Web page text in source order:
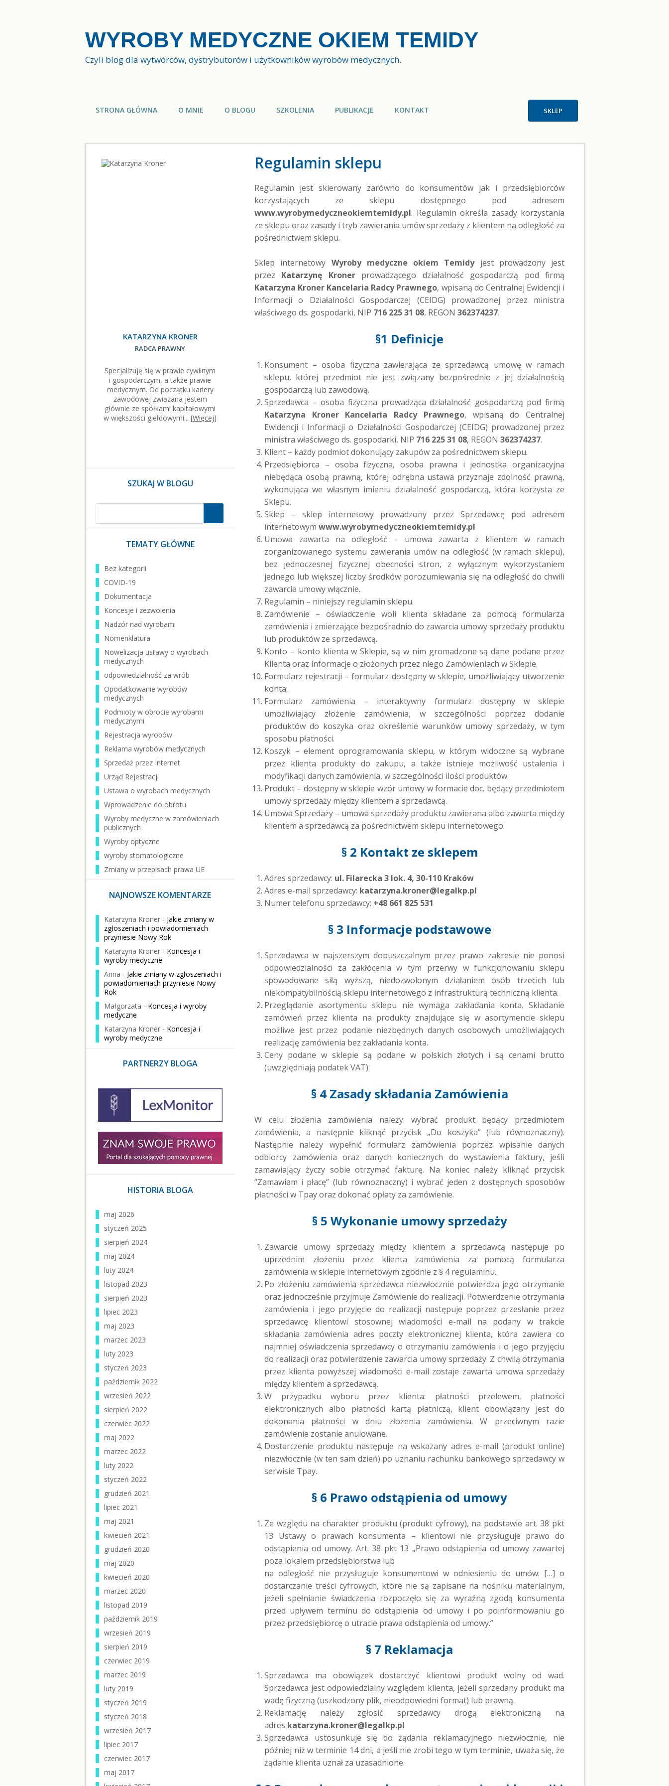
WYROBY MEDYCZNE OKIEM TEMIDY
Czyli blog dla wytwórców, dystrybutorów i użytkowników wyrobów medycznych.
STRONA GŁÓWNA O MNIE O BLOGU SZKOLENIA PUBLIKACJE KONTAKT SKLEP
Regulamin sklepu
Regulamin jest skierowany zarówno do konsumentów jak i przedsiębiorców
korzystających ze sklepu dostępnego pod adresem
www.wyrobymedyczneokiemtemidy.pl. Regulamin określa zasady korzystania
ze sklepu oraz zasady i tryb zawierania umów sprzedaży z klientem na odległość za
pośrednictwem sklepu.
Sklep internetowy Wyroby medyczne okiem Temidyjest prowadzony jest
przez Katarzynę Kroner prowadzącego działalność gospodarczą pod firmą
Katarzyna Kroner Kancelaria Radcy Prawnego, wpisaną do Centralnej Ewidencji i
Informacji o Działalności Gospodarczej (CEIDG) prowadzonej przez ministra
właściwego ds. gospodarki, NIP 716 225 31 08, REGON 362374237.
§1 Definicje
Konsument – osoba fizyczna zawierająca ze sprzedawcą umowę w ramach
sklepu, której przedmiot nie jest związany bezpośrednio z jej działalnością
gospodarczą lub zawodową.
Sprzedawca – osoba fizyczna prowadząca działalność gospodarczą pod firmą
Katarzyna Kroner Kancelaria Radcy Prawnego, wpisaną do Centralnej
Ewidencji i Informacji o Działalności Gospodarczej (CEIDG) prowadzonej przez
ministra właściwego ds. gospodarki, NIP 716 225 31 08, REGON 362374237.
Klient – każdy podmiot dokonujący zakupów za pośrednictwem sklepu.
Przedsiębiorca – osoba fizyczna, osoba prawna i jednostka organizacyjna
niebędąca osobą prawną, której odrębna ustawa przyznaje zdolność prawną,
wykonująca we własnym imieniu działalność gospodarczą, która korzysta ze
Sklepu.
Sklep – sklep internetowy prowadzony przez Sprzedawcę pod adresem
internetowym www.wyrobymedyczneokiemtemidy.pl
Umowa zawarta na odległość – umowa zawarta z klientem w ramach
zorganizowanego systemu zawierania umów na odległość (w ramach sklepu),
bez jednoczesnej fizycznej obecności stron, z wyłącznym wykorzystaniem
jednego lub większej liczby środków porozumiewania się na odległość do chwili
zawarcia umowy włącznie.
Regulamin – niniejszy regulamin sklepu.
Zamówienie – oświadczenie woli klienta składane za pomocą formularza
zamówienia i zmierzające bezpośrednio do zawarcia umowy sprzedaży produktu
lub produktów ze sprzedawcą.
Konto – konto klienta w Sklepie, są w nim gromadzone są dane podane przez
Klienta oraz informacje o złożonych przez niego Zamówieniach w Sklepie.
Formularz rejestracji – formularz dostępny w sklepie, umożliwiający utworzenie
konta.
Formularz zamówienia – interaktywny formularz dostępny w sklepie
umożliwiający złożenie zamówienia, w szczególności poprzez dodanie
produktów do koszyka oraz określenie warunków umowy sprzedaży, w tym
sposobu płatności.
Koszyk – element oprogramowania sklepu, w którym widoczne są wybrane
przez klienta produkty do zakupu, a także istnieje możliwość ustalenia i
modyfikacji danych zamówienia, w szczególności ilości produktów.
Produkt – dostępny w sklepie wzór umowy w formacie doc. będący przedmiotem
umowy sprzedaży między klientem a sprzedawcą.
Umowa Sprzedaży – umowa sprzedaży produktu zawierana albo zawarta między
klientem a sprzedawcą za pośrednictwem sklepu internetowego.
§ 2 Kontakt ze sklepem
Adres sprzedawcy: ul. Filarecka 3 lok. 4, 30-110 Kraków
Adres e-mail sprzedawcy: katarzyna.kroner@legalkp.pl
Numer telefonu sprzedawcy: +48 661 825 531
§ 3 Informacje podstawowe
Sprzedawca w najszerszym dopuszczalnym przez prawo zakresie nie ponosi
odpowiedzialności za zakłócenia w tym przerwy w funkcjonowaniu sklepu
spowodowane siłą wyższą, niedozwolonym działaniem osób trzecich lub
niekompatybilnością sklepu internetowego z infrastrukturą techniczną klienta.
Przeglądanie asortymentu sklepu nie wymaga zakładania konta. Składanie
zamówień przez klienta na produkty znajdujące się w asortymencie sklepu
możliwe jest przez podanie niezbędnych danych osobowych umożliwiających
realizację zamówienia bez zakładania konta.
Ceny podane w sklepie są podane w polskich złotych i są cenami brutto
(uwzględniają podatek VAT).
§ 4 Zasady składania Zamówienia
W celu złożenia zamówienia należy: wybrać produkt będący przedmiotem
zamówienia, a następnie kliknąć przycisk „Do koszyka” (lub równoznaczny).
Następnie należy wypełnić formularz zamówienia poprzez wpisanie danych
odbiorcy zamówienia oraz danych koniecznych do wystawienia faktury, jeśli
zamawiający życzy sobie otrzymać fakturę. Na koniec należy kliknąć przycisk
“Zamawiam i płacę” (lub równoznaczny) i wybrać jeden z dostępnych sposobów
płatności w Tpay oraz dokonać opłaty za zamówienie.
§ 5 Wykonanie umowy sprzedaży
Zawarcie umowy sprzedaży między klientem a sprzedawcą następuje po
uprzednim złożeniu przez klienta zamówienia za pomocą formularza
zamówienia w sklepie internetowym zgodnie z § 4 regulaminu.
Po złożeniu zamówienia sprzedawca niezwłocznie potwierdza jego otrzymanie
oraz jednocześnie przyjmuje Zamówienie do realizacji. Potwierdzenie otrzymania
zamówienia i jego przyjęcie do realizacji następuje poprzez przesłanie przez
sprzedawcę klientowi stosownej wiadomości e-mail na podany w trakcie
składania zamówienia adres poczty elektronicznej klienta, która zawiera co
najmniej oświadczenia sprzedawcy o otrzymaniu zamówienia i o jego przyjęciu
do realizacji oraz potwierdzenie zawarcia umowy sprzedaży. Z chwilą otrzymania
przez klienta powyższej wiadomości e-mail zostaje zawarta umowa sprzedaży
między klientem a sprzedawcą.
W przypadku wyboru przez klienta: płatności przelewem, płatności
elektronicznych albo płatności kartą płatniczą, klient obowiązany jest do
dokonania płatności w dniu złożenia zamówienia. W przeciwnym razie
zamówienie zostanie anulowane.
Dostarczenie produktu następuje na wskazany adres e-mail (produkt online)
niezwłocznie (w ten sam dzień) po uznaniu rachunku bankowego sprzedawcy w
serwisie Tpay.
§ 6 Prawo odstąpienia od umowy
Ze względu na charakter produktu (produkt cyfrowy), na podstawie art. 38 pkt
13 Ustawy o prawach konsumenta – klientowi nie przysługuje prawo do
odstąpienia od umowy. Art. 38 pkt 13 „Prawo odstąpienia od umowy zawartej
poza lokalem przedsiębiorstwa lub
na odległość nie przysługuje konsumentowi w odniesieniu do umów: […] o
dostarczanie treści cyfrowych, które nie są zapisane na nośniku materialnym,
jeżeli spełnianie świadczenia rozpoczęło się za wyraźną zgodą konsumenta
przed upływem terminu do odstąpienia od umowy i po poinformowaniu go
przez przedsiębiorcę o utracie prawa odstąpienia od umowy.”
§ 7 Reklamacja
Sprzedawca ma obowiązek dostarczyć klientowi produkt wolny od wad.
Sprzedawca jest odpowiedzialny względem klienta, jeżeli sprzedany produkt ma
wadę fizyczną (uszkodzony plik, nieodpowiedni format) lub prawną.
Reklamację należy zgłosić sprzedawcy drogą elektroniczną na
adres katarzyna.kroner@legalkp.pl
Sprzedawca ustosunkuje się do żądania reklamacyjnego niezwłocznie, nie
później niż w terminie 14 dni, a jeśli nie zrobi tego w tym terminie, uważa się, że
żądanie klienta uznał za uzasadnione.
KATARZYNA KRONER
RADCA PRAWNY
Specjalizuję się w prawie cywilnym
i gospodarczym, a także prawie
medycznym. Od początku kariery
zawodowej związana jestem
głównie ze spółkami kapitałowymi
w większości giełdowymi... [Więcej]
SZUKAJ W BLOGU
TEMATY GŁÓWNE
Bez kategorii
COVID-19
Dokumentacja
Koncesje i zezwolenia
Nadzór nad wyrobami
Nomenklatura
Nowelizacja ustawy o wyrobach
medycznych
odpowiedzialność za wrób
Opodatkowanie wyrobów
medycznych
Podmioty w obrocie wyrobami
medycznymi
Rejestracja wyrobów
Reklama wyrobów medycznych
Sprzedaż przez Internet
Urząd Rejestracji
Ustawa o wyrobach medycznych
Wprowadzenie do obrotu
Wyroby medyczne w zamówieniach
publicznych
Wyroby optyczne
wyroby stomatologiczne
Zmiany w przepisach prawa UE
NAJNOWSZE KOMENTARZE
Katarzyna Kroner - Jakie zmiany w
zgłoszeniach i powiadomieniach
przyniesie Nowy Rok
Katarzyna Kroner - Koncesja i
wyroby medyczne
Anna - Jakie zmiany w zgłoszeniach i
powiadomieniach przyniesie Nowy
Rok
Małgorzata - Koncesja i wyroby
medyczne
Katarzyna Kroner - Koncesja i
wyroby medyczne
PARTNERZY BLOGA
HISTORIA BLOGA
maj 2026
styczeń 2025
sierpień 2024
maj 2024
luty 2024
listopad 2023
sierpień 2023
lipiec 2023
maj 2023
marzec 2023
luty 2023
styczeń 2023
październik 2022
wrzesień 2022
sierpień 2022
czerwiec 2022
maj 2022
marzec 2022
luty 2022
styczeń 2022
grudzień 2021
lipiec 2021
maj 2021
kwiecień 2021
grudzień 2020
maj 2020
kwiecień 2020
marzec 2020
listopad 2019
październik 2019
wrzesień 2019
sierpień 2019
czerwiec 2019
marzec 2019
luty 2019
styczeń 2019
styczeń 2018
wrzesień 2017
lipiec 2017
czerwiec 2017
maj 2017